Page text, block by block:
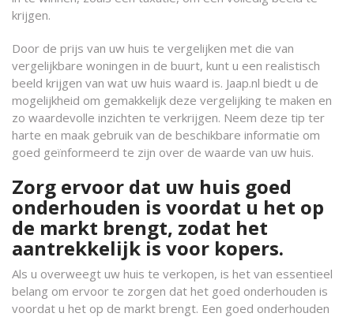
krijgen.
Door de prijs van uw huis te vergelijken met die van
vergelijkbare woningen in de buurt, kunt u een realistisch
beeld krijgen van wat uw huis waard is. Jaap.nl biedt u de
mogelijkheid om gemakkelijk deze vergelijking te maken en
zo waardevolle inzichten te verkrijgen. Neem deze tip ter
harte en maak gebruik van de beschikbare informatie om
goed geïnformeerd te zijn over de waarde van uw huis.
Zorg ervoor dat uw huis goed
onderhouden is voordat u het op
de markt brengt, zodat het
aantrekkelijk is voor kopers.
Als u overweegt uw huis te verkopen, is het van essentieel
belang om ervoor te zorgen dat het goed onderhouden is
voordat u het op de markt brengt. Een goed onderhouden